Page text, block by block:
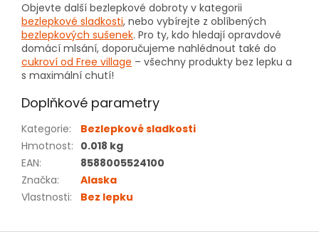
Objevte další bezlepkové dobroty v kategorii
bezlepkové sladkosti, nebo vybírejte z oblíbených
bezlepkových sušenek. Pro ty, kdo hledají opravdové
domácí mlsání, doporučujeme nahlédnout také do
cukroví od Free village – všechny produkty bez lepku a
s maximální chutí!
Doplňkové parametry
Kategorie:
Bezlepkové sladkosti
Hmotnost: 0.018 kg
EAN:
8588005524100
Značka:
Alaska
Vlastnosti: Bez lepku